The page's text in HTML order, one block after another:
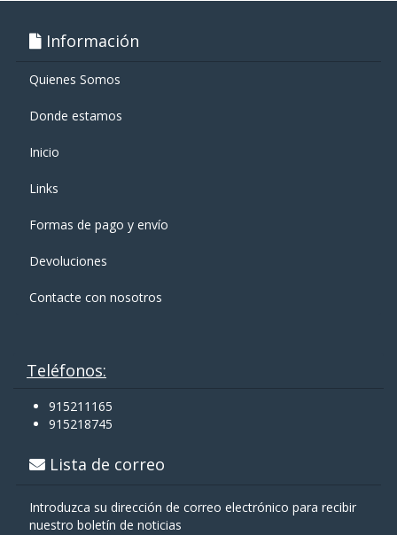
Información
Quienes Somos
Donde estamos
Inicio
Links
Formas de pago y enví­o
Devoluciones
Contacte con nosotros
Teléfonos:
915211165
915218745
Lista de correo
Introduzca su dirección de correo electrónico para recibir
nuestro boletín de noticias